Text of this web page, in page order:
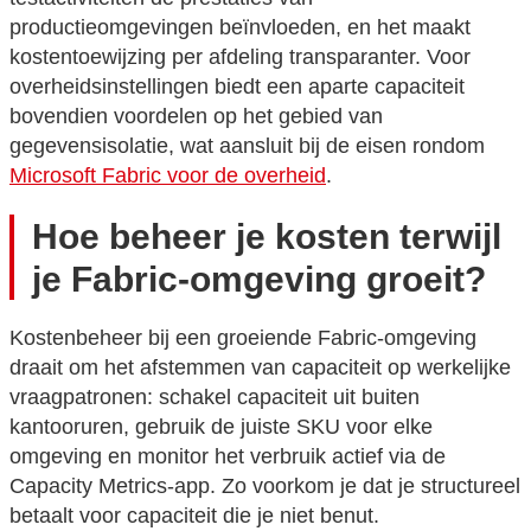
productieomgevingen beïnvloeden, en het maakt
kostentoewijzing per afdeling transparanter. Voor
overheidsinstellingen biedt een aparte capaciteit
bovendien voordelen op het gebied van
gegevensisolatie, wat aansluit bij de eisen rondom
Microsoft Fabric voor de overheid.
Hoe beheer je kosten terwijl
je Fabric-omgeving groeit?
Kostenbeheer bij een groeiende Fabric-omgeving
draait om het afstemmen van capaciteit op werkelijke
vraagpatronen: schakel capaciteit uit buiten
kantooruren, gebruik de juiste SKU voor elke
omgeving en monitor het verbruik actief via de
Capacity Metrics-app. Zo voorkom je dat je structureel
betaalt voor capaciteit die je niet benut.